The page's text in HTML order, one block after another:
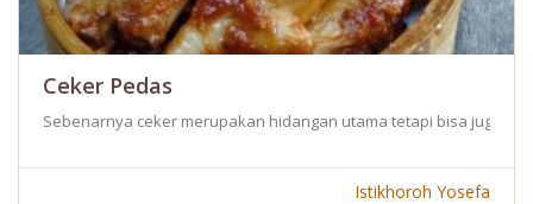
Ceker Pedas
Sebenarnya ceker merupakan hidangan utama tetapi bisa juga
Istikhoroh Yosefa